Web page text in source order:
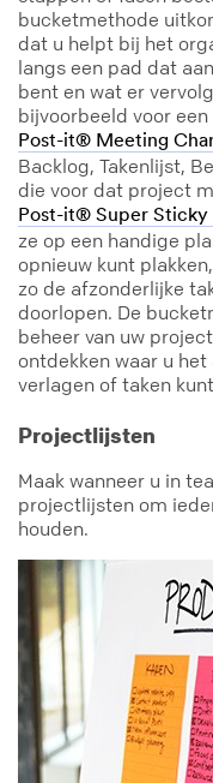
bucketmethode
dat u helpt bij het
langs een pad dat
bent en wat er
bijvoorbeeld voor
Post-it® Meeting
Backlog, Takenlijst,
die voor dat project
Post-it® Super Sticky
ze op een handige
opnieuw kunt
zo de afzonderlijke
doorlopen. De
beheer van uw
ontdekken waar u
verlagen of taken
Projectlijsten
Maak wanneer u in
projectlijsten om
houden.